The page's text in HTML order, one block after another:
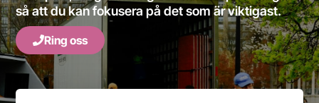
så att du kan fokusera på det som är viktigast.
Ring oss